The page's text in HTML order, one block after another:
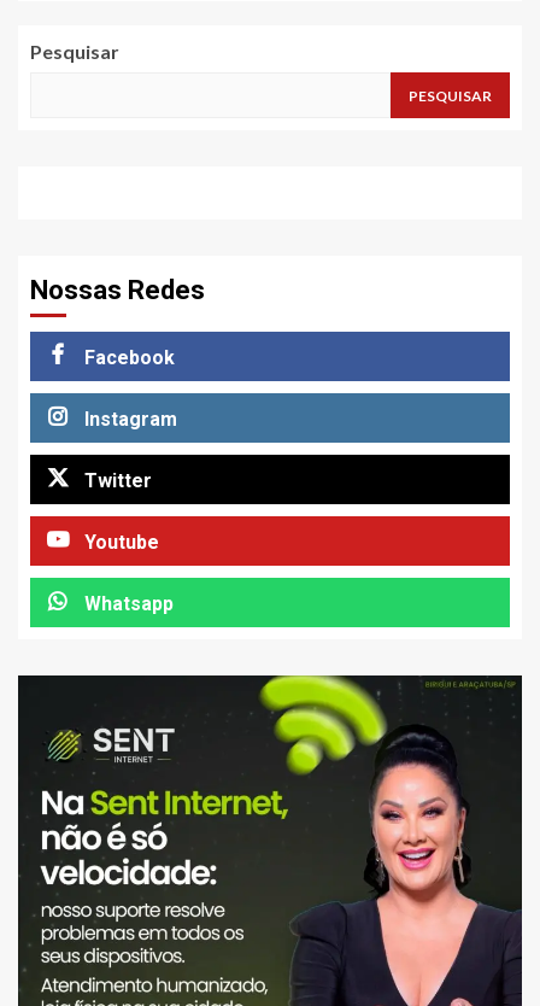
Pesquisar
PESQUISAR
Nossas Redes
Facebook
Instagram
Twitter
Youtube
Whatsapp